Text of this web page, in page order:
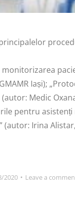
Iași);
Medic
pentru asistenți
Irina Alistar,
2020 Leave a